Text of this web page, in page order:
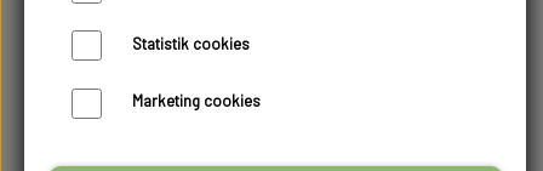
Statistik cookies
Marketing cookies